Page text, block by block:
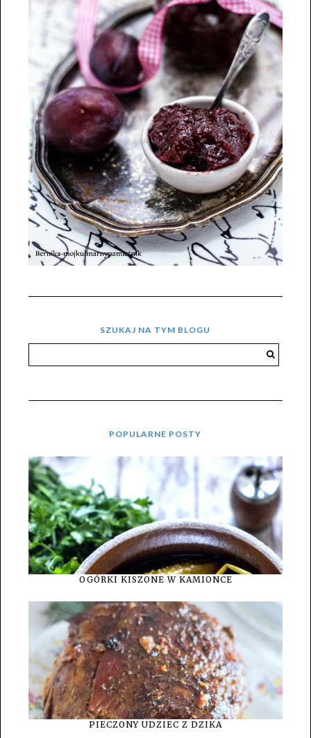
SZUKAJ NA TYM BLOGU
POPULARNE POSTY
OGÓRKI KISZONE W KAMIONCE
PIECZONY UDZIEC Z DZIKA